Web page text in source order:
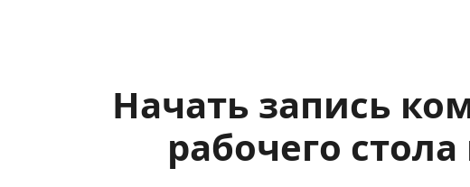
Начать запись
рабочего